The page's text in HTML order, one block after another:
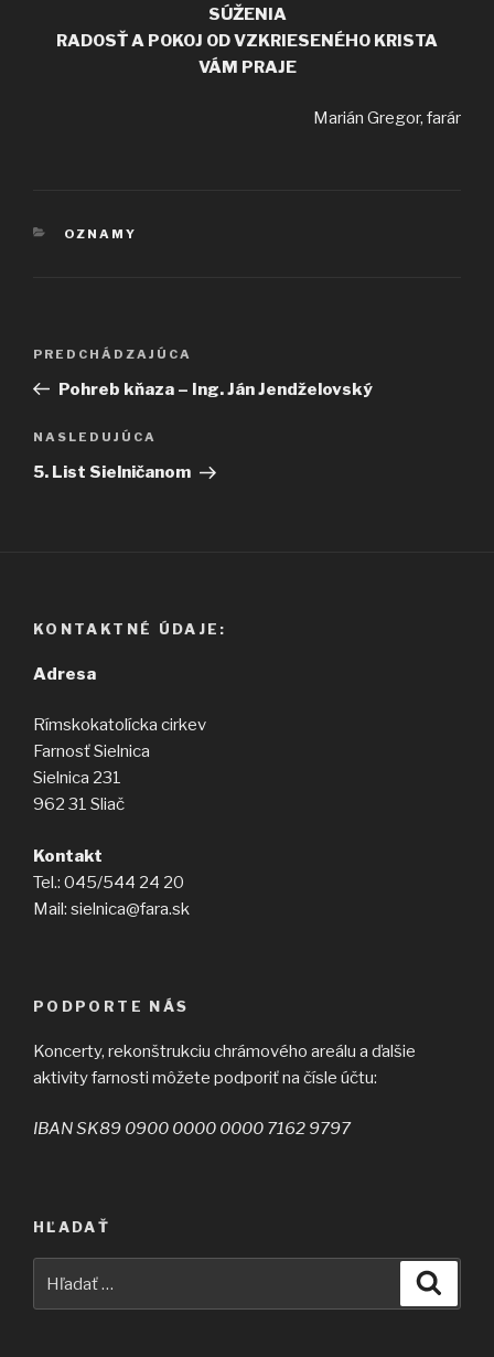
SÚŽENIA
RADOSŤ A POKOJ OD VZKRIESENÉHO KRISTA
VÁM PRAJE
Marián Gregor, farár
KATEGÓRIE
OZNAMY
Navigácia
článku
Predchádzajúci
článok
PREDCHÁDZAJÚCA
Pohreb kňaza – Ing. Ján Jendželovský
Ďalší
článok
NASLEDUJÚCA
5. List Sielničanom
KONTAKTNÉ ÚDAJE:
Adresa
Rímskokatolícka cirkev
Farnosť Sielnica
Sielnica 231
962 31 Sliač
Kontakt
Tel.: 045/544 24 20
Mail: sielnica@fara.sk
PODPORTE NÁS
Koncerty, rekonštrukciu chrámového areálu a ďalšie
aktivity farnosti môžete podporiť na čísle účtu:
IBAN SK89 0900 0000 0000 7162 9797
HĽADAŤ